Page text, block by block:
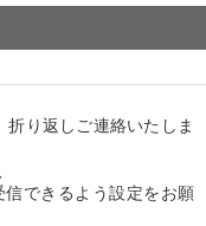
折り返しご連絡いたしま
できるよう設定をお願